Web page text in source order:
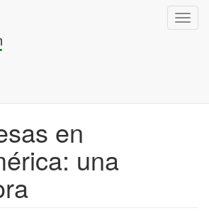
en
una